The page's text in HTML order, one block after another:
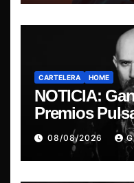
CARTELERA HOME
NOTICIA:
Premios
presentan
08/08/2026